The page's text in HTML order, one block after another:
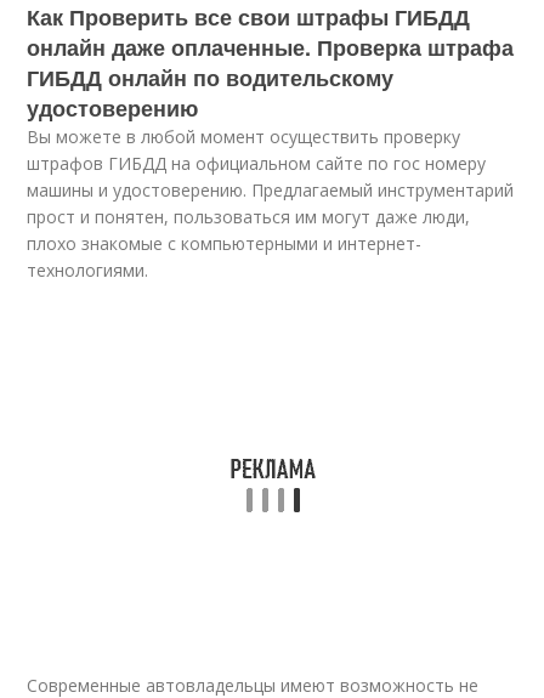
Как Проверить все свои штрафы ГИБДД
онлайн даже оплаченные. Проверка штрафа
ГИБДД онлайн по водительскому
удостоверению
Вы можете в любой момент осуществить проверку
штрафов ГИБДД на официальном сайте по гос номеру
машины и удостоверению. Предлагаемый инструментарий
прост и понятен, пользоваться им могут даже люди,
плохо знакомые с компьютерными и интернет-
технологиями.
Современные автовладельцы имеют возможность не